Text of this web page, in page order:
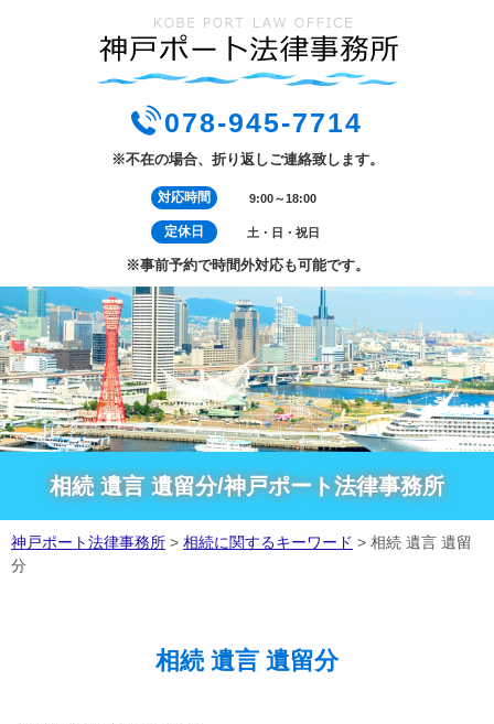
078-945-7714
※不在の場合、折り返しご連絡致します。
対応時間 9:00～18:00
定休日 土・日・祝日
※事前予約で時間外対応も可能です。
相続 遺言 遺留分/神戸ポート法律事務所
神戸ポート法律事務所 > 相続に関するキーワード > 相続 遺言 遺留
分
相続 遺言 遺留分